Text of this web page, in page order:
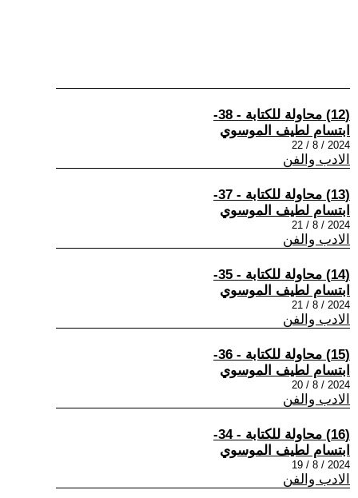
(12) محاولة للكتابة - 38-
ابتسام لطيف الموسوي
2024 / 8 / 22
الادب والفن
(13) محاولة للكتابة - 37-
ابتسام لطيف الموسوي
2024 / 8 / 21
الادب والفن
(14) محاولة للكتابة - 35-
ابتسام لطيف الموسوي
2024 / 8 / 21
الادب والفن
(15) محاولة للكتابة - 36-
ابتسام لطيف الموسوي
2024 / 8 / 20
الادب والفن
(16) محاولة للكتابة - 34-
ابتسام لطيف الموسوي
2024 / 8 / 19
الادب والفن